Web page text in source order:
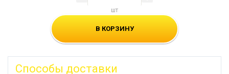
шт
В КОРЗИНУ
Способы доставки